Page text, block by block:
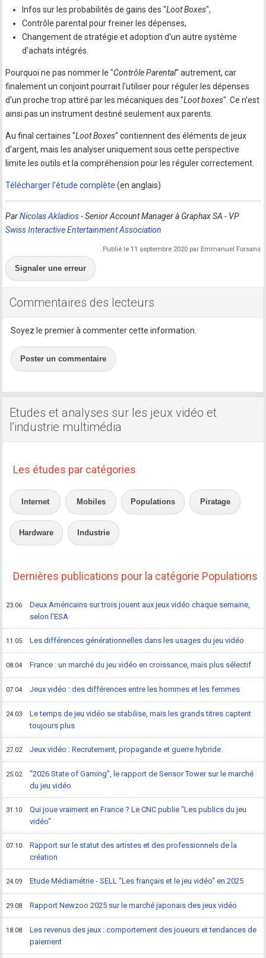
Infos sur les probabilités de gains des "Loot Boxes",
Contrôle parental pour freiner les dépenses,
Changement de stratégie et adoption d'un autre système
d'achats intégrés.
Pourquoi ne pas nommer le "Contrôle Parental" autrement, car
finalement un conjoint pourrait l'utiliser pour réguler les dépenses
d'un proche trop attiré par les mécaniques des "Loot boxes". Ce n'est
ainsi pas un instrument destiné seulement aux parents.
Au final certaines "Loot Boxes" contiennent des éléments de jeux
d'argent, mais les analyser uniquement sous cette perspective
limite les outils et la compréhension pour les réguler correctement.
Télécharger l'étude complète (en anglais)
ParNicolas Akladios- Senior Account Manager à Graphax SA - VP
Swiss Interactive Entertainment Association
Publié le 11 septembre 2020 par Emmanuel Forsans
Signaler une erreur
Commentaires des lecteurs
Soyez le premier à commenter cette information.
Poster un commentaire
Etudes et analyses sur les jeux vidéo et
l'industrie multimédia
Les études par catégories
Internet Mobiles Populations Piratage
Hardware Industrie
Dernières publications pour la catégorie Populations
23.06
Deux Américains sur trois jouent aux jeux vidéo chaque semaine,
selon l'ESA
11.05 Les différences générationnelles dans les usages du jeu vidéo
08.04 France : un marché du jeu vidéo en croissance, mais plus sélectif
07.04 Jeux vidéo : des différences entre les hommes et les femmes
24.03
Le temps de jeu vidéo se stabilise, mais les grands titres captent
toujours plus
27.02 Jeux vidéo : Recrutement, propagande et guerre hybride
25.02
"2026 State of Gaming", le rapport de Sensor Tower sur le marché
du jeu vidéo
31.10
Qui joue vraiment en France ? Le CNC publie "Les publics du jeu
vidéo"
07.10
Rapport sur le statut des artistes et des professionnels de la
création
24.09 Etude Médiamétrie - SELL "Les français et le jeu vidéo" en 2025
29.08 Rapport Newzoo 2025 sur le marché japonais des jeux vidéo
18.08
Les revenus des jeux : comportement des joueurs et tendances de
paiement